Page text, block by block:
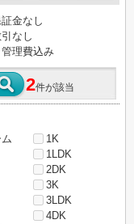
金なし
なし
理費込み
2件が該当
1K
1LDK
2DK
3K
3LDK
4DK